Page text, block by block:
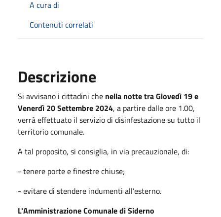
A cura di
Contenuti correlati
Descrizione
Si avvisano i cittadini che nella notte tra Giovedì 19 e
Venerdì 20 Settembre 2024, a partire dalle ore 1.00,
verrà effettuato il servizio di disinfestazione su tutto il
territorio comunale.
A tal proposito, si consiglia, in via precauzionale, di:
- tenere porte e finestre chiuse;
- evitare di stendere indumenti all’esterno.
L'Amministrazione Comunale di Siderno